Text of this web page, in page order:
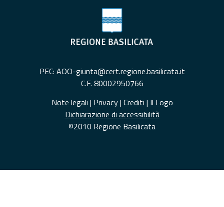
PEC: AOO-giunta@cert.regione.basilicata.it
C.F. 80002950766
Note legali | Privacy| Crediti | Il Logo
Dichiarazione di accessibilità
©2010 Regione Basilicata